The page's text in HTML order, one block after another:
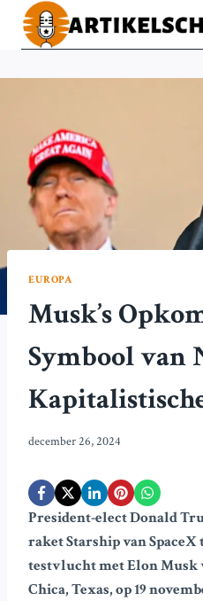
Doorgaan
naar
EUROPA
Musk’s
Symbool van
december 26, 2024
President-elect Donald
raket Starship van
testvlucht met Elon Musk
Chica, Texas, op 19